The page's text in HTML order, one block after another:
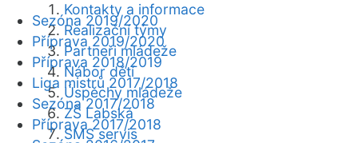
Kontakty a informace
Realizační týmy
Partneři mládeže
Nábor dětí
Úspěchy mládeže
ZŠ Labská
SMS servis
Sezóna 2019/2020
Příprava 2019/2020
Příprava 2018/2019
Liga mistrů 2017/2018
Sezóna 2017/2018
Příprava 2017/2018